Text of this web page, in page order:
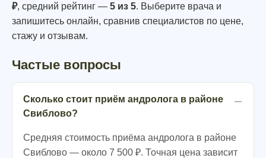
₽, средний рейтинг — 5 из 5. Выберите врача и
запишитесь онлайн, сравнив специалистов по цене,
стажу и отзывам.
Частые вопросы
Сколько стоит приём андролога в районе
Свиблово?
Средняя стоимость приёма андролога в районе
Свиблово — около 7 500 ₽. Точная цена зависит